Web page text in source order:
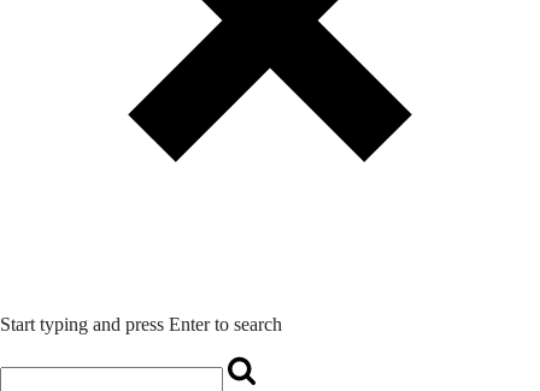
Start typing and press Enter to search